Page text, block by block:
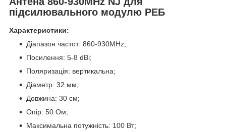
підсилювального модулю РЕБ
Характеристики:
Діапазон частот: 860-930MHz;
Посилення: 5-8 dBi;
Поляризація: вертикальна;
Діаметр: 32 мм;
Довжина: 30 см;
Опір: 50 Ом;
Максимальна потужність: 100 Вт;